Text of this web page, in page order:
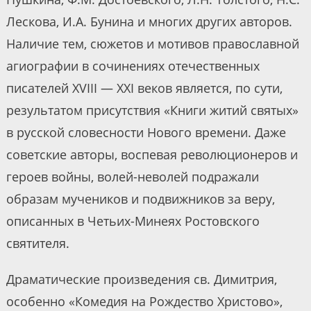
Лескова, И.А. Бунина и многих других авторов.
Наличие тем, сюжетов и мотивов православной
агиографии в сочинениях отечественных
писателей XVIII — XXI веков является, по сути,
результатом присутствия «Книги житий святых»
в русской словесности Нового времени. Даже
советские авторы, воспевая революционеров и
героев войны, волей-неволей подражали
образам мучеников и подвижников за веру,
описанных в Четьих-Минеях Ростовского
святителя.
Драматические произведения св. Димитрия,
особенно «Комедия на Рождество Христово»,